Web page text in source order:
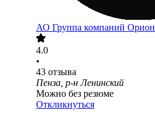
АО Группа компаний Орион
4.0
•
43 отзыва
Пенза, р-н Ленинский
Можно без резюме
Откликнуться